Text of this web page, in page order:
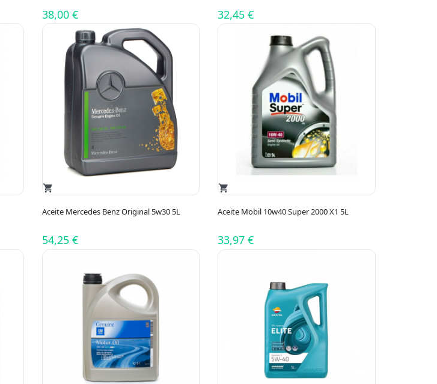
38,00 € 32,45 €
shopping_cart
Aceite Mercedes Benz Original 5w30 5L
54,25 €
shopping_cart
Aceite Mobil 10w40 Super 2000 X1 5L
33,97 €